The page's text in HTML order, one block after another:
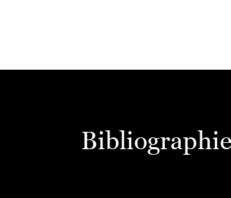
Bibliographie